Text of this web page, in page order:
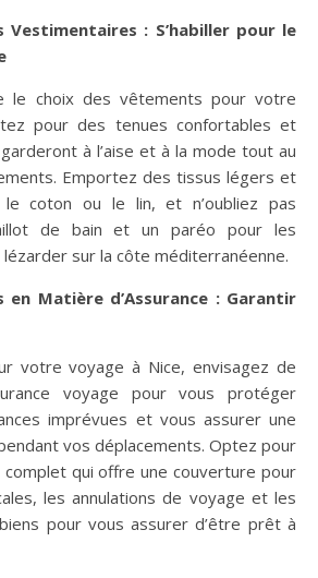
Vestimentaires : S’habiller pour le
le choix des vêtements pour votre
pour des tenues confortables et
à l’aise et à la mode tout au
Emportez des tissus légers et
le coton ou le lin, et n’oubliez pas
de bain et un paréo pour les
sur la côte méditerranéenne.
en Matière d’Assurance : Garantir
votre voyage à Nice, envisagez de
voyage pour vous protéger
imprévues et vous assurer une
vos déplacements. Optez pour
complet qui offre une couverture pour
les annulations de voyage et les
pour vous assurer d’être prêt à